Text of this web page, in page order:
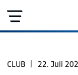
CLUB 22. Juli